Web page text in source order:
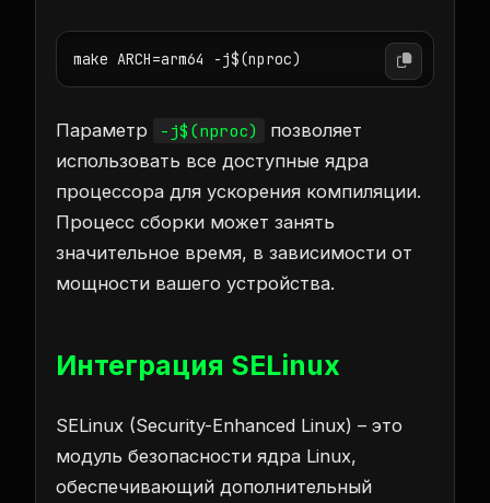
make ARCH=arm64 -j$(nproc)
Параметр -j$(nproc)
позволяет
использовать все доступные ядра
процессора для ускорения компиляции.
Процесс сборки может занять
значительное время, в зависимости от
мощности вашего устройства.
Интеграция SELinux
SELinux (Security-Enhanced Linux) – это
модуль безопасности ядра Linux,
обеспечивающий дополнительный